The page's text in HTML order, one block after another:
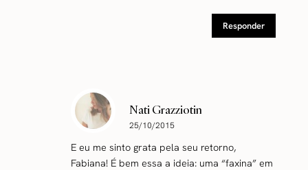
Responder
Nati Grazziotin
25/10/2015
E eu me sinto grata pela seu retorno,
Fabiana! É bem essa a ideia: uma “faxina” em